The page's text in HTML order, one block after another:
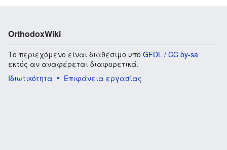
OrthodoxWiki
Το περιεχόμενο είναι διαθέσιμο υπό GFDL / CC by-sa
εκτός αν αναφέρεται διαφορετικά.
Ιδιωτικότητα
Επιφάνεια εργασίας